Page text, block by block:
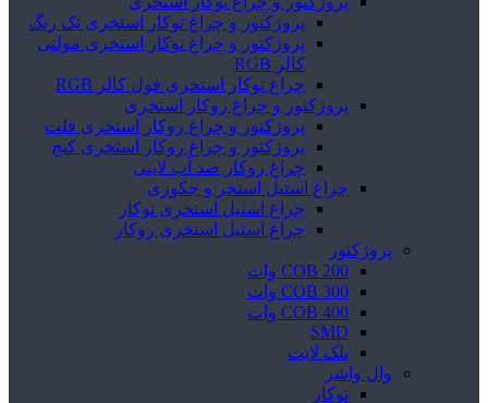
پروژکتور و چراغ توکار استخری تک رنگ
پروژکتور و چراغ توکار استخری مولتی
کالر RGB
چراغ توکار استخری فول کالر RGB
پروژکتور و چراغ روکار استخری
پروژکتور و چراغ روکار استخری فلت
پروژکتور و چراغ روکار استخری کنج
چراغ روکار ضد آب لاینی
چراغ استیل استخر و جکوزی
چراغ استیل استخری توکار
چراغ استیل استخری روکار
پروژکتور
COB 200 وات
COB 300 وات
COB 400 وات
SMD
بلک لایت
وال واشر
توکار